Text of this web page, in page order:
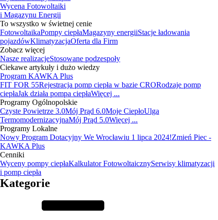
Wycena Fotowoltaiki
i Magazynu Energii
To wszystko w świetnej cenie
FotowoltaikaPompy ciepłaMagazyny energiiStacje ładowania
pojazdówKlimatyzacjaOferta dla Firm
Zobacz więcej
Nasze realizacjeStosowane podzespoły
Ciekawe artykuły i dużo wiedzy
Program KAWKA Plus
FIT FOR 55Rejestracja pomp ciepła w bazie CRORodzaje pomp
ciepłaJak działa pompa ciepłaWięcej ...
Programy Ogólnopolskie
Czyste Powietrze 3.0Mój Prąd 6.0Moje CiepłoUlga
TermomodernizacyjnaMój Prąd 5.0Więcej ...
Programy Lokalne
Nowy Program Dotacyjny We Wrocławiu 1 lipca 2024!Zmień Piec -
KAWKA Plus
Cenniki
Wyceny pompy ciepłaKalkulator FotowoltaicznySerwisy klimatyzacji
i pomp ciepła
Kategorie